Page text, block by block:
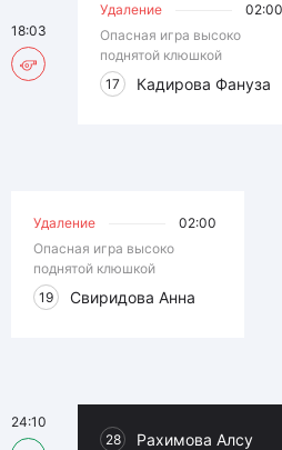
Удаление
02:00
Опасная игра высоко
поднятой клюшкой
17
Кадирова Фануза
18:03
Удаление
02:00
Опасная игра высоко
поднятой клюшкой
19
Свиридова Анна
28 Рахимова Алсу
24:10